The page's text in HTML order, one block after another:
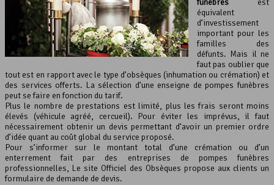
funèbres est
équivalent
d’investissement
important pour les
familles des
défunts. Mais il ne
faut pas oublier que
tout est en rapport avec le type d’obsèques (inhumation ou crémation) et
des services offerts. La sélection d’une enseigne de pompes funèbres
peut se faire en fonction du tarif.
Plus le nombre de prestations est limité, plus les frais seront moins
élevés (véhicule agréé, cercueil). Pour éviter les imprévus, il faut
nécessairement obtenir un devis permettant d’avoir un premier ordre
d’idée quant au coût global du service proposé.
Pour s’informer sur le montant total d’une crémation ou d’un
enterrement fait par des entreprises de pompes funèbres
professionnelles, Le site Officiel des Obsèques propose aux clients un
formulaire de demande de devis.